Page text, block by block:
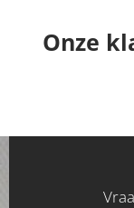
Onze